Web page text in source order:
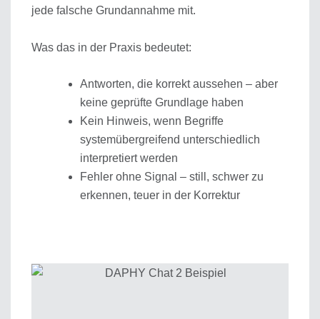
jede falsche Grundannahme mit.
Was das in der Praxis bedeutet:
Antworten, die korrekt aussehen – aber
keine geprüfte Grundlage haben
Kein Hinweis, wenn Begriffe
systemübergreifend unterschiedlich
interpretiert werden
Fehler ohne Signal – still, schwer zu
erkennen, teuer in der Korrektur